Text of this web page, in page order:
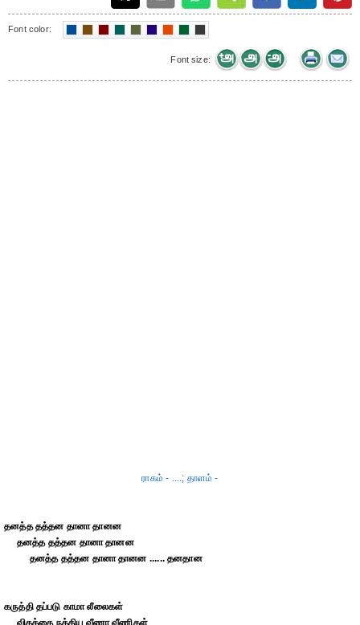
Font color:
Font size:
ராகம் - ....; தாளம் -
தனத்த தத்தன தானா தானன
தனத்த தத்தன தானா தானன
தனத்த தத்தன தானா தானன ...... தனதான
கருத்தி தப்படு காமா லீலைகள்
விதத்தை நத்திய வீணா வீணிகள்